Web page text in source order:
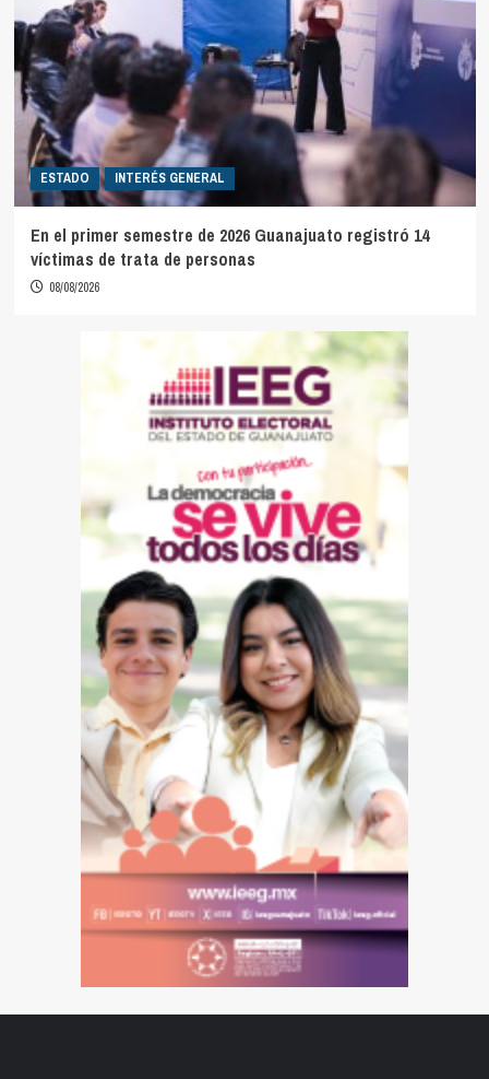
ESTADO INTERÉS GENERAL
En el primer semestre de 2026 Guanajuato registró 14
víctimas de trata de personas
08/08/2026